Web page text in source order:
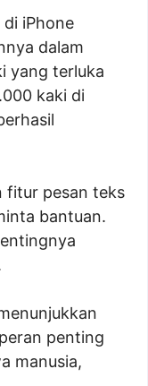
iPhone
dalam
yang terluka
kaki di
fitur pesan teks
bantuan.
penting
manusia,